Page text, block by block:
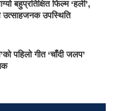
बहुप्रतिक्षित फिल्म ‘हली’,
उत्साहजनक उपस्थिति
पहिलो गीत ‘चाँदी जलप’